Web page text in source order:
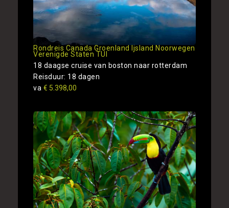
Rondreis Canada Groenland Ijsland Noorwegen
Verenigde Staten TUI
18 daagse cruise van boston naar rotterdam
Reisduur: 18 dagen
va € 5.398,00